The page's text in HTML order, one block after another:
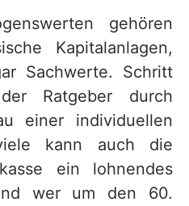
gehören
Kapitalanlagen,
Sachwerte. Schritt
Ratgeber durch
einer individuellen
kann auch die
ein lohnendes
wer um den 60.